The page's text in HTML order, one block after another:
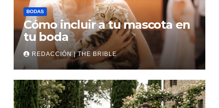
BODAS
Cómo incluir a tu mascota en
tu boda
REDACCIÓN | THE BRIBLE